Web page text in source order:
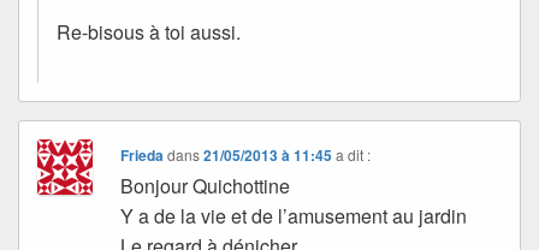
Re-bisous à toi aussi.
Friedadans21/05/2013 à 11:45 a dit :
Bonjour Quichottine
Y a de la vie et de l’amusement au jardin